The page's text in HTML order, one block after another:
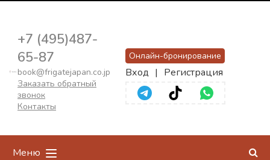
+7 (495)487-
65-87
book@frigatejapan.co.jp
Заказать обратный
звонок
Контакты
Онлайн-бронирование
Вход | Регистрация
Меню